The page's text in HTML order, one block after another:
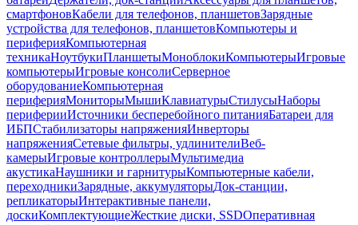
смартфоновКабели для телефонов, планшетовЗарядные
устройства для телефонов, планшетовКомпьютеры и
периферияКомпьютерная
техникаНоутбукиПланшетыМоноблокиКомпьютерыИгровые
компьютерыИгровые консолиСерверное
оборудованиеКомпьютерная
периферияМониторыМышиКлавиатурыСтилусыНаборы
периферииИсточники бесперебойного питанияБатареи для
ИБПСтабилизаторы напряженияИнверторы
напряженияСетевые фильтры, удлинителиВеб-
камерыИгровые контроллерыМультимедиа
акустикаНаушники и гарнитурыКомпьютерные кабели,
переходникиЗарядные, аккумуляторыДок-станции,
репликаторыИнтерактивные панели,
доскиКомплектующиеЖесткие диски, SSDОперативная